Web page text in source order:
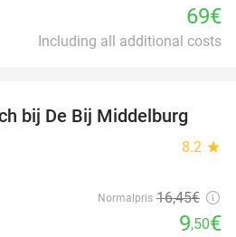
69€
Including all additional costs
42%
bij De Bij Middelburg
8.2 star
Normalpris 16,45€
9,50€